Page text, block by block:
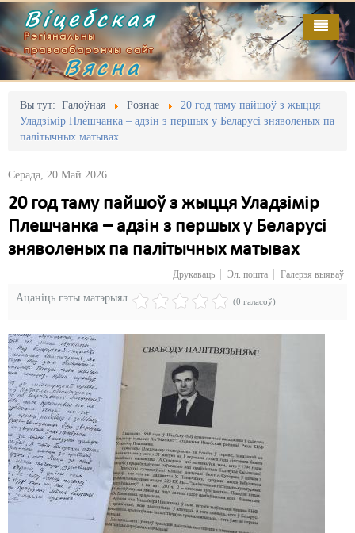
Віцебская
Рэгіянальны
праваабарончы сайт
Вясна
Вы тут: Галоўная Рознае
20 год таму пайшоў з жыцця
Уладзімір Плешчанка – адзін з першых у Беларусі зняволеных па
палітычных матывах
Серада, 20 Май 2026
20 год таму пайшоў з жыцця Уладзімір
Плешчанка – адзін з першых у Беларусі
зняволеных па палітычных матывах
Друкаваць Эл. пошта Галерэя выяваў
Ацаніць гэты матэрыял (0 галасоў)
Галоўная
Адміністрацыйны перасьлед
Акцыі
Выбары
Грамадзянскія ініцыятывы
Дыскрымінацыя
Карная псыхіятрыя
КПЧ ААН
Культурныя правы
ЛПП
Мігранты
Выданьні
Відэа
Пра нас
RSS